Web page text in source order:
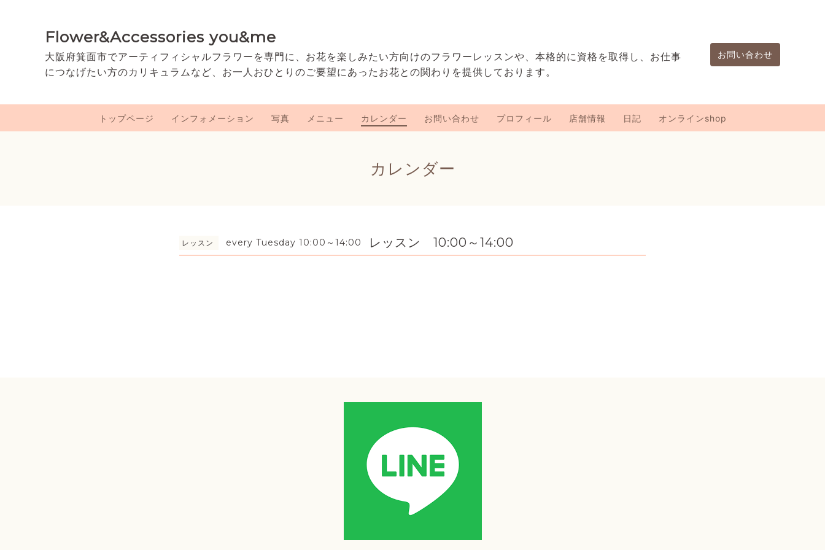
Flower&Accessories you&me
大阪府箕面市でアーティフィシャルフラワーを専門に、お花を楽しみたい方向けのフラワーレッスンや、本格的に資格を取得し、お仕事
につなげたい方のカリキュラムなど、お一人おひとりのご要望にあったお花との関わりを提供しております。
お問い合わせ
トップページ インフォメーション 写真 メニュー カレンダー お問い合わせ プロフィール 店舗情報 日記 オンラインshop
カレンダー
レッスン every Tuesday 10:00～14:00 レッスン 10:00～14:00